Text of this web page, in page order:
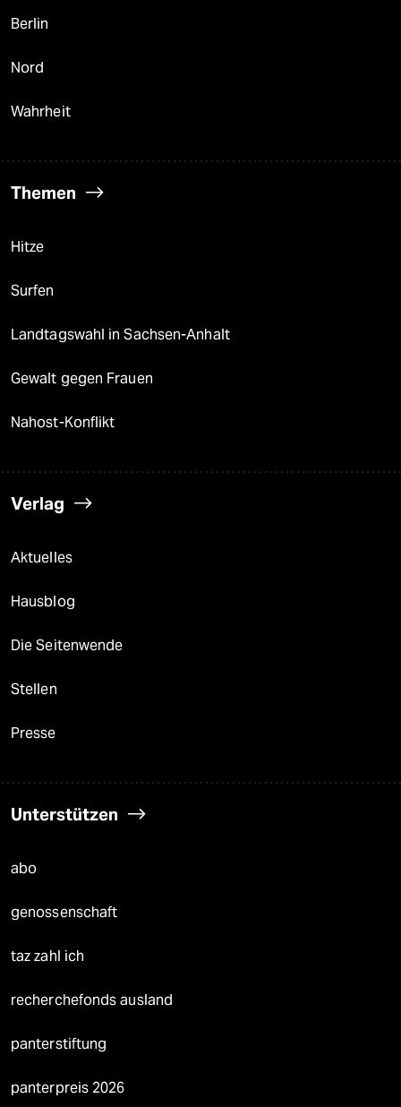
Berlin
Nord
Wahrheit
Themen
Hitze
Surfen
Landtagswahl in Sachsen-Anhalt
Gewalt gegen Frauen
Nahost-Konflikt
Verlag
Aktuelles
Hausblog
Die Seitenwende
Stellen
Presse
Unterstützen
abo
genossenschaft
taz zahl ich
recherchefonds ausland
panterstiftung
panterpreis 2026